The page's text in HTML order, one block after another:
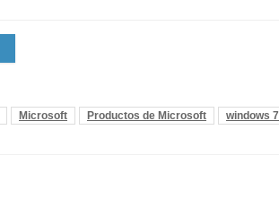
Microsoft Productos de Microsoft windows 7